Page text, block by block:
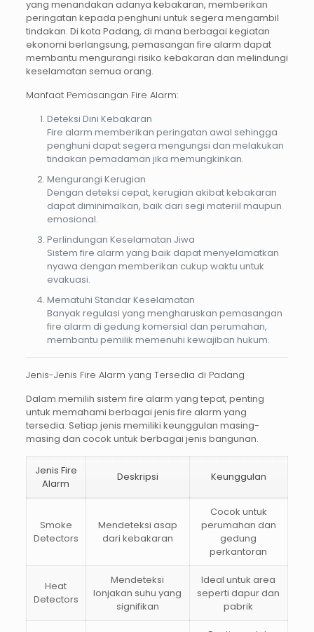
yang menandakan adanya kebakaran, memberikan
peringatan kepada penghuni untuk segera mengambil
tindakan. Di kota Padang, di mana berbagai kegiatan
ekonomi berlangsung, pemasangan fire alarm dapat
membantu mengurangi risiko kebakaran dan melindungi
keselamatan semua orang.
Manfaat Pemasangan Fire Alarm:
Deteksi Dini Kebakaran
Fire alarm memberikan peringatan awal sehingga
penghuni dapat segera mengungsi dan melakukan
tindakan pemadaman jika memungkinkan.
Mengurangi Kerugian
Dengan deteksi cepat, kerugian akibat kebakaran
dapat diminimalkan, baik dari segi materiil maupun
emosional.
Perlindungan Keselamatan Jiwa
Sistem fire alarm yang baik dapat menyelamatkan
nyawa dengan memberikan cukup waktu untuk
evakuasi.
Mematuhi Standar Keselamatan
Banyak regulasi yang mengharuskan pemasangan
fire alarm di gedung komersial dan perumahan,
membantu pemilik memenuhi kewajiban hukum.
Jenis-Jenis Fire Alarm yang Tersedia di Padang
Dalam memilih sistem fire alarm yang tepat, penting
untuk memahami berbagai jenis fire alarm yang
tersedia. Setiap jenis memiliki keunggulan masing-
masing dan cocok untuk berbagai jenis bangunan.
Jenis Fire
Alarm
Deskripsi Keunggulan
Smoke
Detectors
Mendeteksi asap
dari kebakaran
Cocok untuk
perumahan dan
gedung
perkantoran
Heat
Detectors
Mendeteksi
lonjakan suhu yang
signifikan
Ideal untuk area
seperti dapur dan
pabrik